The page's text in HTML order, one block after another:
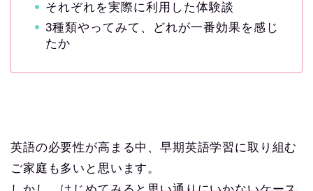
それぞれを実際に利用した体験談
3種類やってみて、どれが一番効果を感じ
たか
英語の必要性が高まる中、早期英語学習に取り組む
ご家庭も多いと思います。